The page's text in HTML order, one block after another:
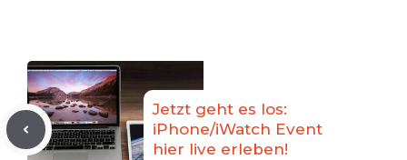
Jetzt geht es los:
iPhone/iWatch Event
hier live erleben!